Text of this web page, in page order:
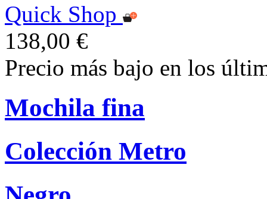
Quick Shop
138,00 €
Precio más bajo en los
Mochila fina
Colección Metro